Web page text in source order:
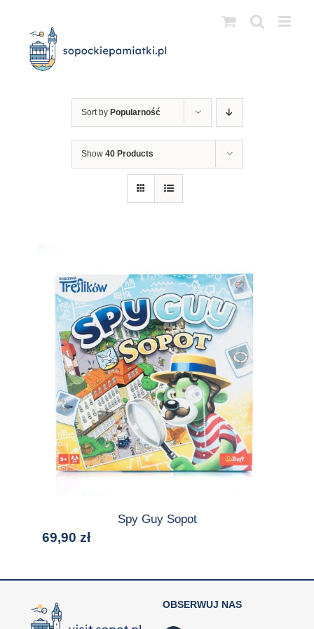
zawartości
Sort by Popularność
Show 40 Products
Spy Guy Sopot
69,90 zł
OBSERWUJ NAS